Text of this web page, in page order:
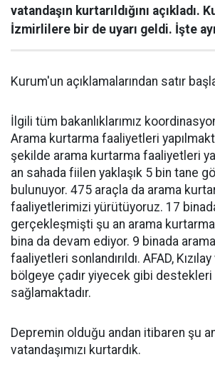
vatandaşın kurtarıldığını açıkladı.
İzmirlilere bir de uyarı geldi. İşte
Kurum'un açıklamalarından satır
İlgili tüm bakanlıklarımız
Arama kurtarma faaliyetleri
şekilde arama kurtarma faaliyetleri
an sahada fiilen yaklaşık 5 bin tane
bulunuyor. 475 araçla da arama
faaliyetlerimizi yürütüyoruz. 17 binada
gerçekleşmişti şu an arama
bina da devam ediyor. 9 binada
faaliyetleri sonlandırıldı. AFAD,
bölgeye çadır yiyecek gibi
sağlamaktadır.
Depremin olduğu andan itibaren şu
vatandaşımızı kurtardık.